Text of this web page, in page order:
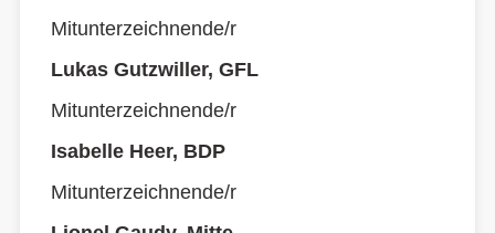
Mitunterzeichnende/r
Lukas Gutzwiller, GFL
Mitunterzeichnende/r
Isabelle Heer, BDP
Mitunterzeichnende/r